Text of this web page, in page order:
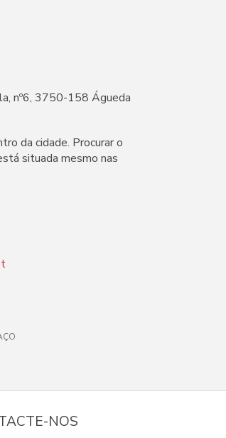
nº6, 3750-158 Águeda
da cidade. Procurar o
situada mesmo nas
NOS